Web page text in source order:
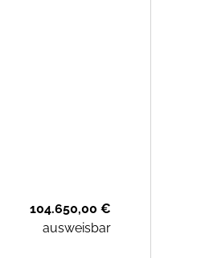
104.650,00 €
ausweisbar